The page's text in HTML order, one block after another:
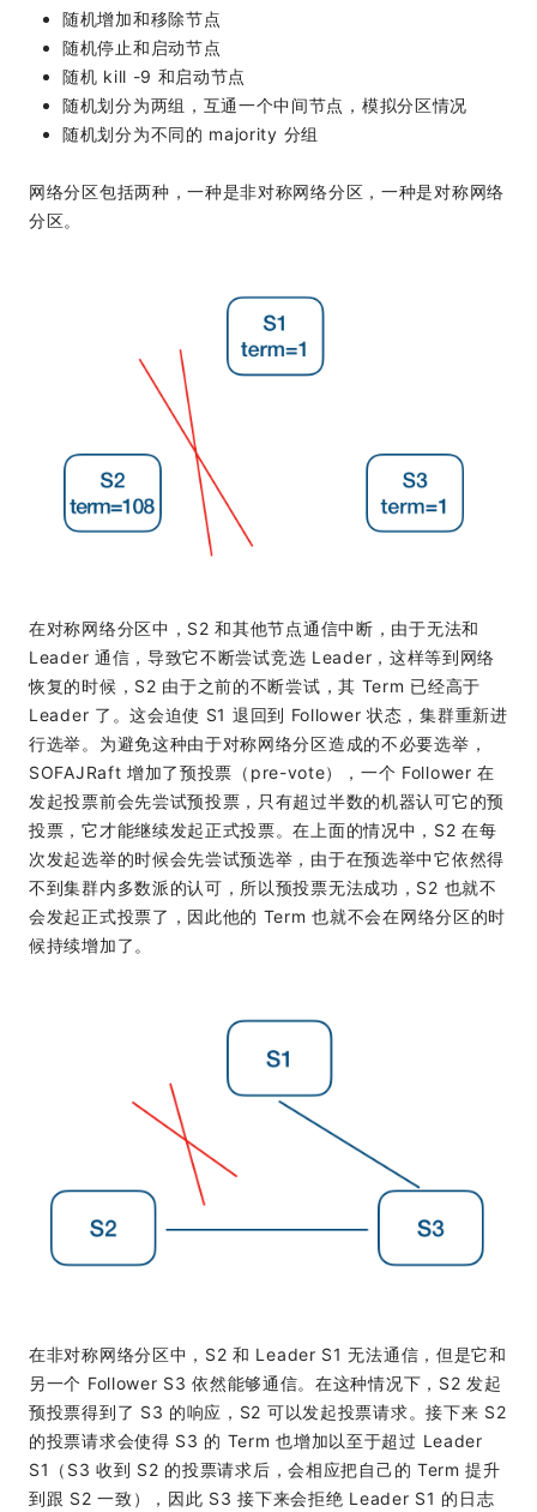
随机增加和移除节点
随机停止和启动节点
随机 kill -9 和启动节点
随机划分为两组，互通一个中间节点，模拟分区情况
随机划分为不同的 majority 分组
网络分区包括两种，一种是非对称网络分区，一种是对称网络
分区。
在对称网络分区中，S2 和其他节点通信中断，由于无法和
Leader 通信，导致它不断尝试竞选 Leader，这样等到网络
恢复的时候，S2 由于之前的不断尝试，其 Term 已经高于
Leader 了。这会迫使 S1 退回到 Follower 状态，集群重新进
行选举。为避免这种由于对称网络分区造成的不必要选举，
SOFAJRaft 增加了预投票（pre-vote），一个 Follower 在
发起投票前会先尝试预投票，只有超过半数的机器认可它的预
投票，它才能继续发起正式投票。在上面的情况中，S2 在每
次发起选举的时候会先尝试预选举，由于在预选举中它依然得
不到集群内多数派的认可，所以预投票无法成功，S2 也就不
会发起正式投票了，因此他的 Term 也就不会在网络分区的时
候持续增加了。
在非对称网络分区中，S2 和 Leader S1 无法通信，但是它和
另一个 Follower S3 依然能够通信。在这种情况下，S2 发起
预投票得到了 S3 的响应，S2 可以发起投票请求。接下来 S2
的投票请求会使得 S3 的 Term 也增加以至于超过 Leader
S1（S3 收到 S2 的投票请求后，会相应把自己的 Term 提升
到跟 S2 一致），因此 S3 接下来会拒绝 Leader S1 的日志